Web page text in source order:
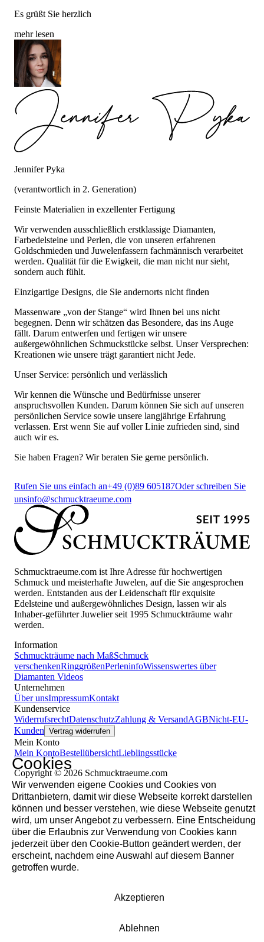
Es grüßt Sie herzlich
mehr lesen
Jennifer Pyka
(verantwortlich in 2. Generation)
Feinste Materialien in exzellenter Fertigung
Wir verwenden ausschließlich erstklassige Diamanten,
Farbedelsteine und Perlen, die von unseren erfahrenen
Goldschmieden und Juwelenfassern fachmännisch verarbeitet
werden. Qualität für die Ewigkeit, die man nicht nur sieht,
sondern auch fühlt.
Einzigartige Designs, die Sie andernorts nicht finden
Massenware „von der Stange“ wird Ihnen bei uns nicht
begegnen. Denn wir schätzen das Besondere, das ins Auge
fällt. Darum entwerfen und fertigen wir unsere
außergewöhnlichen Schmuckstücke selbst. Unser Versprechen:
Kreationen wie unsere trägt garantiert nicht Jede.
Unser Service: persönlich und verlässlich
Wir kennen die Wünsche und Bedürfnisse unserer
anspruchsvollen Kunden. Darum können Sie sich auf unseren
persönlichen Service sowie unsere langjährige Erfahrung
verlassen. Erst wenn Sie auf voller Linie zufrieden sind, sind
auch wir es.
Sie haben Fragen? Wir beraten Sie gerne persönlich.
Rufen Sie uns einfach an+49 (0)89 605187Oder schreiben Sie
unsinfo@schmucktraeume.com
Schmucktraeume.com ist Ihre Adresse für hochwertigen
Schmuck und meisterhafte Juwelen, auf die Sie angesprochen
werden. Entstanden aus der Leidenschaft für exquisite
Edelsteine und außergewöhnliches Design, lassen wir als
Inhaber-geführter Juwelier seit 1995 Schmuckträume wahr
werden.
Information
Schmuckträume nach MaßSchmuck
verschenkenRinggrößenPerleninfoWissenswertes über
Diamanten Videos
Unternehmen
Über unsImpressumKontakt
Kundenservice
WiderrufsrechtDatenschutzZahlung & VersandAGBNicht-EU-
Kunden Vertrag widerrufen
Mein Konto
Mein KontoBestellübersichtLieblingsstücke
Copyright © 2026 Schmucktraeume.com
Cookies
Wir verwenden eigene Cookies und Cookies von
Drittanbietern, damit wir diese Webseite korrekt darstellen
können und besser verstehen, wie diese Webseite genutzt
wird, um unser Angebot zu verbessern. Eine Entscheidung
über die Erlaubnis zur Verwendung von Cookies kann
jederzeit über den Cookie-Button geändert werden, der
erscheint, nachdem eine Auswahl auf diesem Banner
getroffen wurde.
Akzeptieren
Ablehnen